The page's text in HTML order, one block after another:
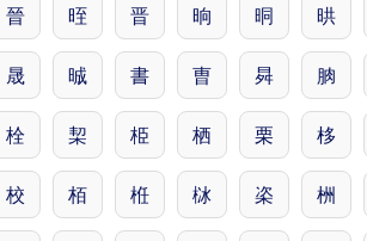
晉 晊 晋 晌 晍 晎
晟 晠 書 曺 曻 朒
栓 栔 栕 栖 栗 栘
校 栢 栣 栤 栥 栦